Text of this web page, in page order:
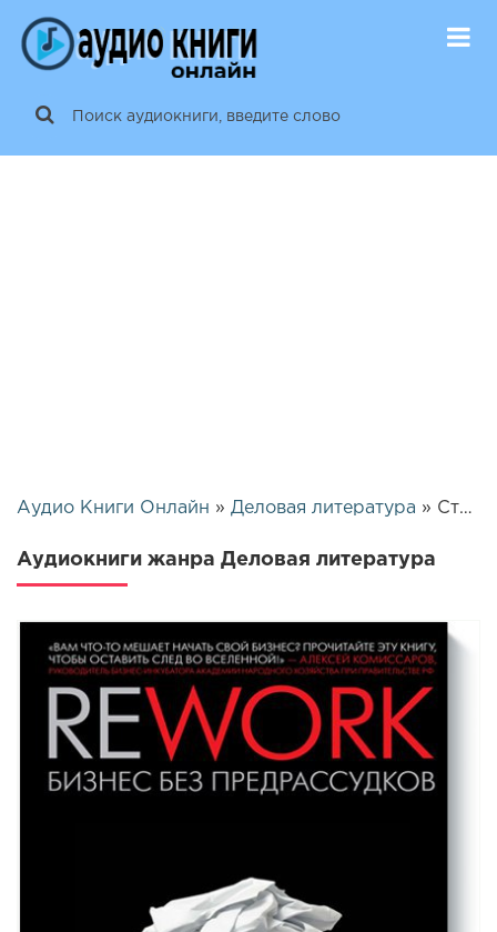
Аудио Книги Онлайн » Деловая литература » Страница 10
Аудиокниги жанра Деловая литература